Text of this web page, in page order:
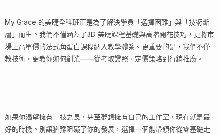
My Grace 的美睫全科班正是為了解決學員「選擇困難」與「技術斷
層」而生。我們不僅涵蓋了3D 美睫課程基礎與高階開花技巧，更將市
場上高單價的法式角蛋白課程納入教學體系。更重要的是，我們不僅
教技術，更教你如何創業——從考取證照、定價策略到行銷推廣。
如果你渴望擁有一技之長，甚至夢想擁有自己的工作室，現在就是最
好的時機。別讓猶豫阻礙了你的發展，選擇一個能帶領你從零基礎走